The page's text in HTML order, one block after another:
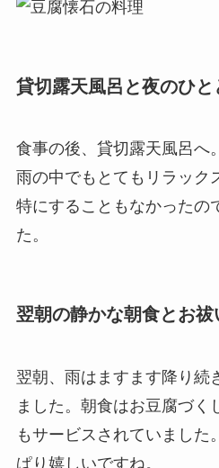
貸切露天風呂と夜のひと
食事の後、貸切露天風呂へ
雨の中でもとてもリラック
特にすることもなかったの
た。
翌朝の静かな朝食とお祓
翌朝、雨はますます降り続
ました。朝食はお豆腐づく
もサービスされていました
ぱり嬉しいですね。